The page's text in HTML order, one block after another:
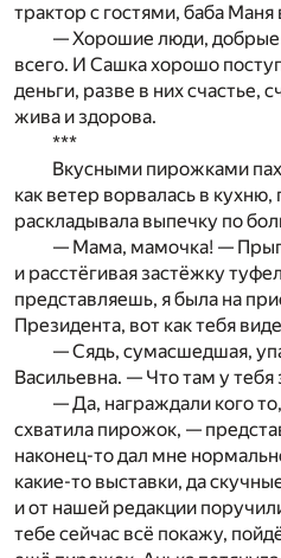
трактор с гостями, баба
— Хорошие люди, добрые
всего. И Сашка хорошо
деньги, разве в них счастье,
жива и здорова.
***
Вкусными пирожками
как ветер ворвалась в кухню,
раскладывала выпечку по
— Мама, мамочка! —
и расстёгивая застёжку
представляешь, я была на
Президента, вот как тебя
— Сядь, сумасшедшая,
Васильевна. — Что там у тебя
— Да, награждали кого
схватила пирожок, —
наконец-то дал мне
какие-то выставки, да
и от нашей редакции
тебе сейчас всё покажу,